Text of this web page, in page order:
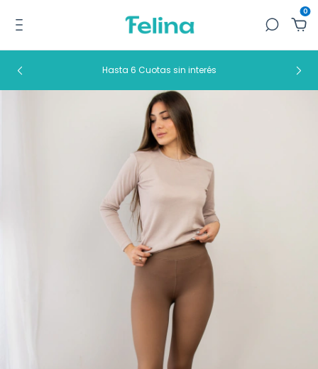
0
Hasta 6 Cuotas sin interés